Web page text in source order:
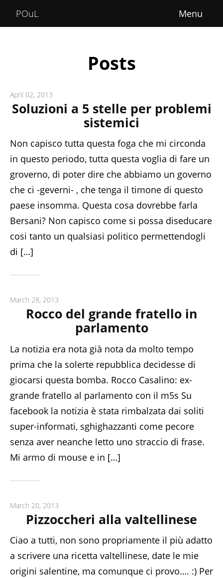
POuL
Home
Posts
Posts
April 02, 2013
Soluzioni a 5 stelle per problemi
sistemici
Non capisco tutta questa foga che mi circonda
in questo periodo, tutta questa voglia di fare un
groverno, di poter dire che abbiamo un governo
che ci -geverni- , che tenga il timone di questo
paese insomma. Questa cosa dovrebbe farla
Bersani? Non capisco come si possa diseducare
cosi tanto un qualsiasi politico permettendogli
di […]
March 28, 2013
Rocco del grande fratello in
parlamento
La notizia era nota già nota da molto tempo
prima che la solerte repubblica decidesse di
giocarsi questa bomba. Rocco Casalino: ex-
grande fratello al parlamento con il m5s Su
facebook la notizia è stata rimbalzata dai soliti
super-informati, sghighazzanti come pecore
senza aver neanche letto uno straccio di frase.
Mi armo di mouse e in […]
March 20, 2013
Pizzoccheri alla valtellinese
Ciao a tutti, non sono propriamente il più adatto
a scrivere una ricetta valtellinese, date le mie
origini salentine, ma comunque ci provo…. :) Per